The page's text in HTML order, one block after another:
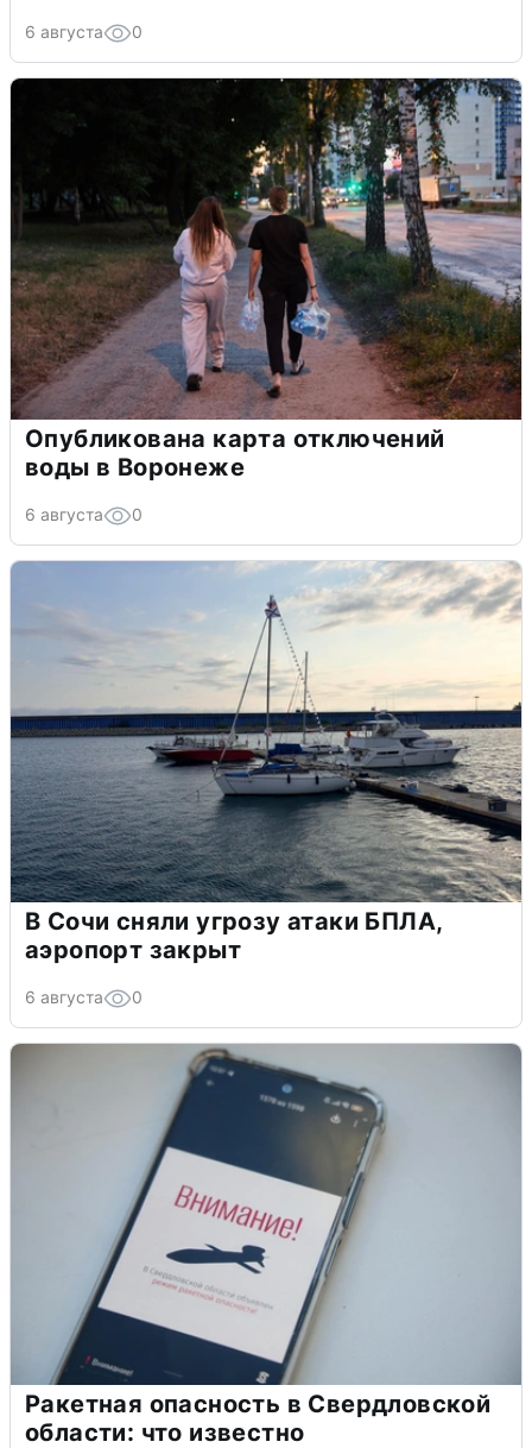
6 августа 0
Опубликована карта отключений
воды в Воронеже
6 августа 0
В Сочи сняли угрозу атаки БПЛА,
аэропорт закрыт
6 августа 0
Ракетная опасность в Свердловской
области: что известно